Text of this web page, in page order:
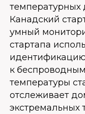
температурных
Канадский
умный
стартапа
к
температуры
отслеживает
экстремальных